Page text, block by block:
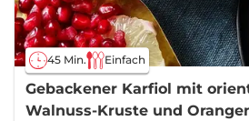
45 Min. Einfach
Gebackener Karfiol mit
Walnuss-Kruste und